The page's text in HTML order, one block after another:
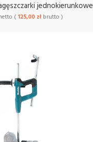
jednokierunkowe
( 125,00 zł brutto )